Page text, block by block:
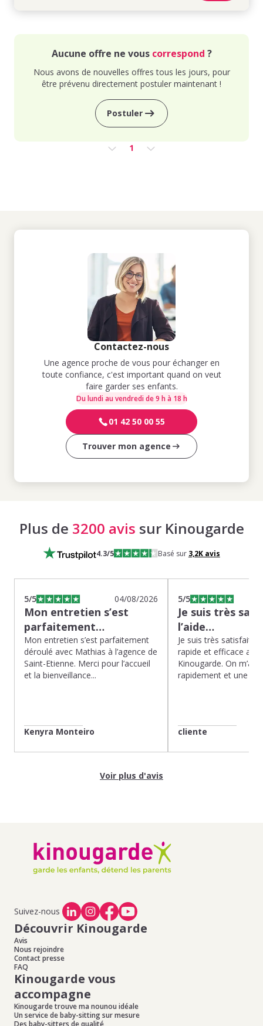
Aucune offre ne vous correspond ?
Nous avons de nouvelles offres tous les jours, pour
être prévenu directement postuler maintenant !
Postuler
1
Contactez-nous
Une agence proche de vous pour échanger en
toute confiance, c'est important quand on veut
faire garder ses enfants.
Du lundi au vendredi de 9 h à 18 h
01 42 50 00 55
Trouver mon agence
Plus de 3200 avis sur Kinougarde
4.3/5 Basé sur 3,2Kavis
5/5 04/08/2026
Mon entretien s’est
parfaitement…
Mon entretien s’est parfaitement
déroulé avec Mathias à l’agence de
Saint-Etienne. Merci pour l’accueil
et la bienveillance...
Kenyra Monteiro
5/5
Je suis très
l’aide…
Je suis très satisfaite
rapide et efficace
Kinougarde. On m’a
rapidement et une
cliente
Voir plus d'avis
Suivez-nous
Découvrir Kinougarde
Avis
Nous rejoindre
Contact presse
FAQ
Kinougarde vous
accompagne
Kinougarde trouve ma nounou idéale
Un service de baby-sitting sur mesure
Des baby-sitters de qualité